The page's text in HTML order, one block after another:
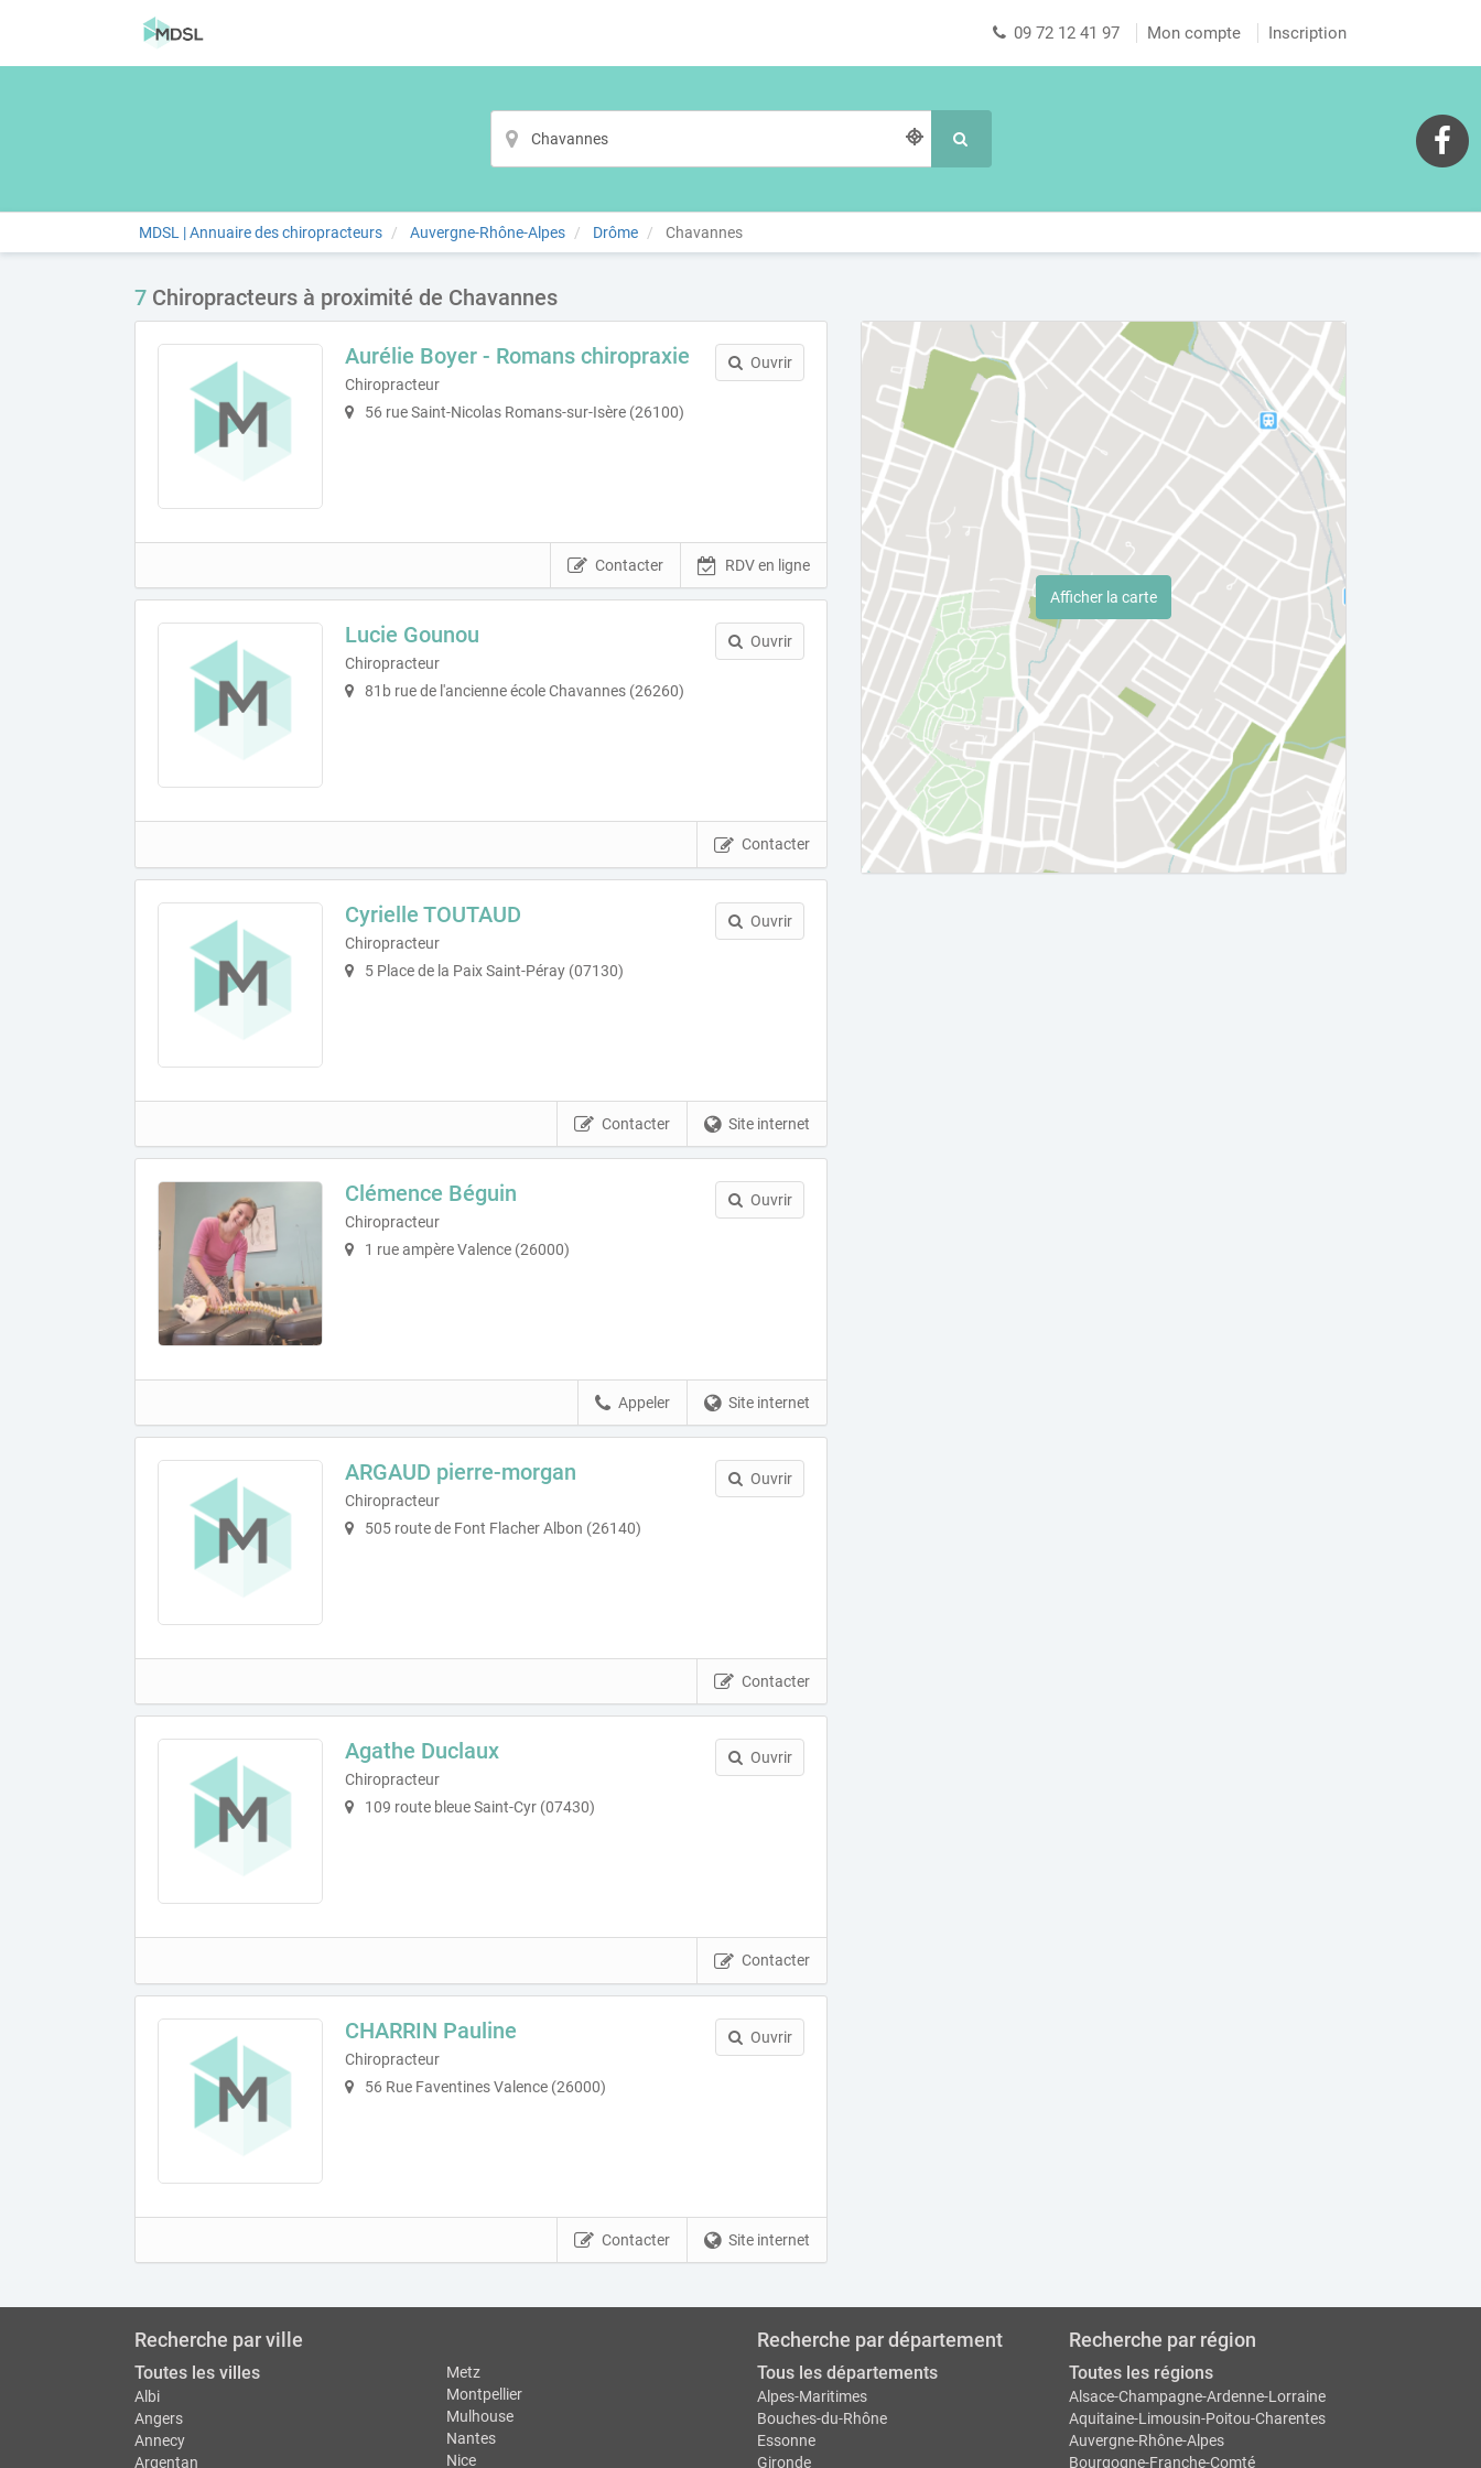
09 72 12 41 97 Mon compte Inscription
MDSL | Annuaire des chiropracteurs Auvergne-Rhône-Alpes Drôme Chavannes
7 Chiropracteurs à proximité de Chavannes
Aurélie Boyer - Romans chiropraxie
Chiropracteur
56 rue Saint-Nicolas Romans-sur-Isère (26100)
Ouvrir
RDV en ligne
Contacter
Lucie Gounou
Chiropracteur
81b rue de l'ancienne école Chavannes (26260)
Ouvrir
Contacter
Cyrielle TOUTAUD
Chiropracteur
5 Place de la Paix Saint-Péray (07130)
Ouvrir
Site internet
Contacter
Clémence Béguin
Chiropracteur
1 rue ampère Valence (26000)
Ouvrir
Site internet
Appeler
ARGAUD pierre-morgan
Chiropracteur
505 route de Font Flacher Albon (26140)
Ouvrir
Contacter
Agathe Duclaux
Chiropracteur
109 route bleue Saint-Cyr (07430)
Ouvrir
Contacter
CHARRIN Pauline
Chiropracteur
56 Rue Faventines Valence (26000)
Ouvrir
Site internet
Contacter
Afficher la carte
Recherche par ville
Toutes les villes
Albi
Angers
Annecy
Argentan
Metz
Montpellier
Mulhouse
Nantes
Nice
Recherche par département
Tous les départements
Alpes-Maritimes
Bouches-du-Rhône
Essonne
Gironde
Recherche par région
Toutes les régions
Alsace-Champagne-Ardenne-Lorraine
Aquitaine-Limousin-Poitou-Charentes
Auvergne-Rhône-Alpes
Bourgogne-Franche-Comté